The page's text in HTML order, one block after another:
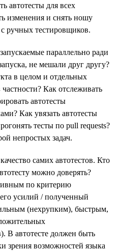
автотесты для всех
изменения и снять ношу
ручных тестировщиков.
параллельно ради
не мешали друг другу?
в целом и отдельных
Как отслеживать
автотесты
Как увязать автотесты
тесты по pull requests?
непростых задач.
самих автотестов. Кто
можно доверять?
по критерию
усилий / полученный
(нехрупким), быстрым,
В автотесте должен быть
зрения возможностей языка